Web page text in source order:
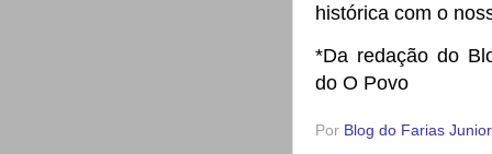
histórica com o
*Da redação do
do O Povo
Por Blog do Farias Junior